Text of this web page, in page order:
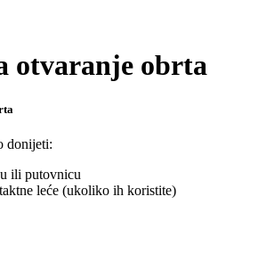
otvaranje obrta
donijeti:
ili putovnicu
leće (ukoliko ih koristite)